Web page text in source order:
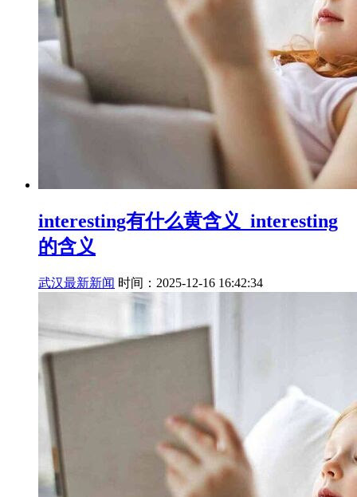
interesting有什么黄含义_interesting
的含义
武汉最新新闻 时间：2025-12-16 16:42:34